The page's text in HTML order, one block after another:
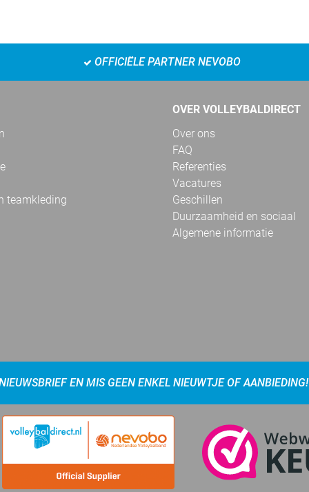
OFFICIËLE PARTNER NEVOBO
teamkleding
OVER VOLLEYBALDIRECT
Over ons
FAQ
Referenties
Vacatures
Geschillen
Duurzaamheid en sociaal
Algemene informatie
EN MIS GEEN ENKEL NIEUWTJE OF AANBIEDING!